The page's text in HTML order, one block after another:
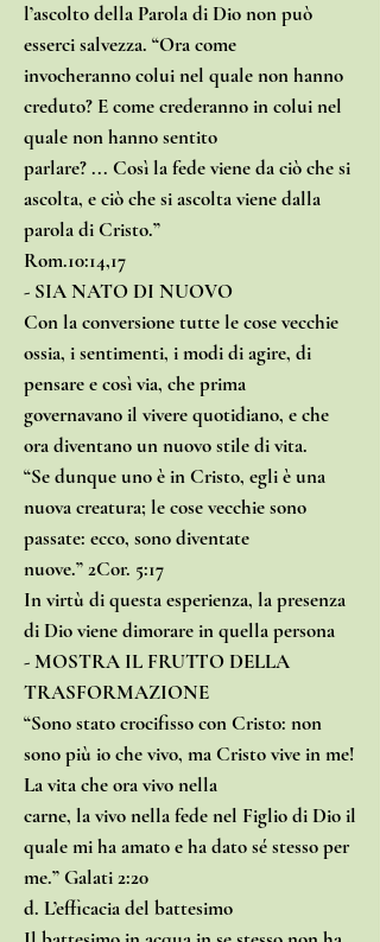
l’ascolto della Parola di Dio non può
esserci salvezza. “Ora come
invocheranno colui nel quale non hanno
creduto? E come crederanno in colui nel
quale non hanno sentito
parlare? ... Così la fede viene da ciò che si
ascolta, e ciò che si ascolta viene dalla
parola di Cristo.”
Rom.10:14,17
- SIA NATO DI NUOVO
Con la conversione tutte le cose vecchie
ossia, i sentimenti, i modi di agire, di
pensare e così via, che prima
governavano il vivere quotidiano, e che
ora diventano un nuovo stile di vita.
“Se dunque uno è in Cristo, egli è una
nuova creatura; le cose vecchie sono
passate: ecco, sono diventate
nuove.” 2Cor. 5:17
In virtù di questa esperienza, la presenza
di Dio viene dimorare in quella persona
- MOSTRA IL FRUTTO DELLA
TRASFORMAZIONE
“Sono stato crocifisso con Cristo: non
sono più io che vivo, ma Cristo vive in me!
La vita che ora vivo nella
carne, la vivo nella fede nel Figlio di Dio il
quale mi ha amato e ha dato sé stesso per
me.” Galati 2:20
d. L’efficacia del battesimo